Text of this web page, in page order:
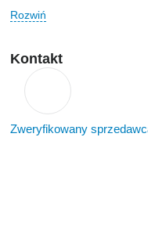
Rozwiń
Kontakt
Zweryfikowany